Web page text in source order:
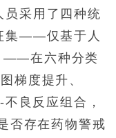
员采用了四种统
集——仅基于人
——在六种分类
梯度提升、
良反应组合，
否存在药物警戒